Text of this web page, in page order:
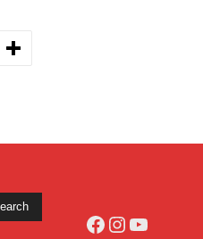
Facebook
Instagram
YouTube